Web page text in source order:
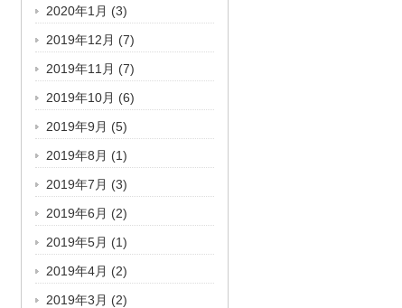
2020年1月 (3)
2019年12月 (7)
2019年11月 (7)
2019年10月 (6)
2019年9月 (5)
2019年8月 (1)
2019年7月 (3)
2019年6月 (2)
2019年5月 (1)
2019年4月 (2)
2019年3月 (2)